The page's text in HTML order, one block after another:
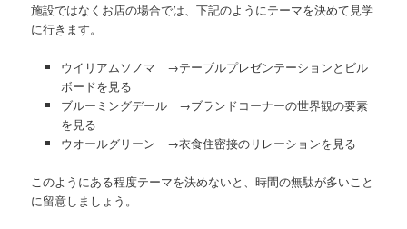
施設ではなくお店の場合では、下記のようにテーマを決めて見学
に行きます。
ウイリアムソノマ →テーブルプレゼンテーションとビル
ボードを見る
ブルーミングデール →ブランドコーナーの世界観の要素
を見る
ウオールグリーン →衣食住密接のリレーションを見る
このようにある程度テーマを決めないと、時間の無駄が多いこと
に留意しましょう。